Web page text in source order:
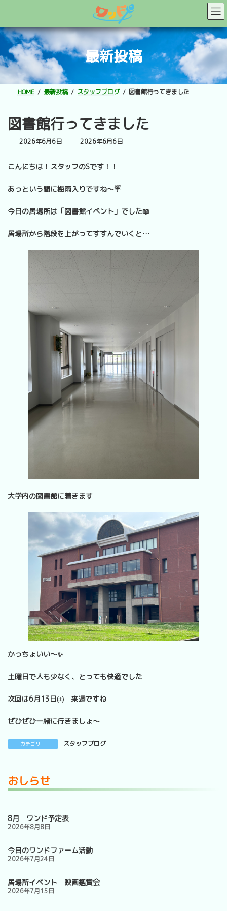
ン
へ
ス
キ
ッ
ー
ョ
ン
に
移
最新投稿
HOME 最新投稿 スタッフブログ 図書館行ってきました
図書館行ってきました
2026年6月6日
最
新
時
2026年6月6日
こんにちは！スタッフのSです！！
あっという間に梅雨入りですね～☔
今日の居場所は「図書館イベント」でした📖
居場所から階段を上がってすすんでいくと…
大学内の図書館に着きます
かっちょいい～✨
土曜日で人も少なく、とっても快適でした
次回は6月13日㈯ 来週ですね
ぜひぜひ一緒に行きましょ～
カテゴリー スタッフブログ
おしらせ
8月 ワンド予定表
2026年8月8日
今日のワンドファーム活動
2026年7月24日
居場所イベント 映画鑑賞会
2026年7月15日